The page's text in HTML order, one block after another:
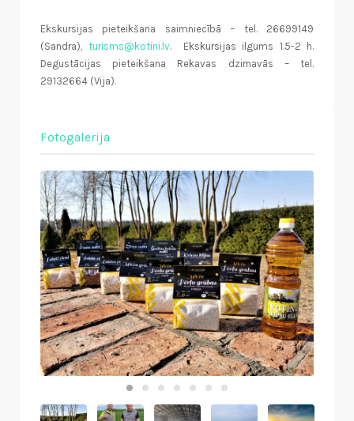
Ekskursijas pieteikšana saimniecībā – tel. 26699149
(Sandra), turisms@kotini.lv. Ekskursijas ilgums 1.5-2 h.
Degustācijas pieteikšana Rekavas dzirnavās – tel.
29132664 (Vija).
Fotogalerija